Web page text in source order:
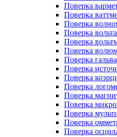
Поверка
Поверка
Поверка
Поверка
Поверка
Поверка
Поверка
Поверка
Поверка
Поверка
Поверка
Поверка
Поверка
Поверка
Поверка